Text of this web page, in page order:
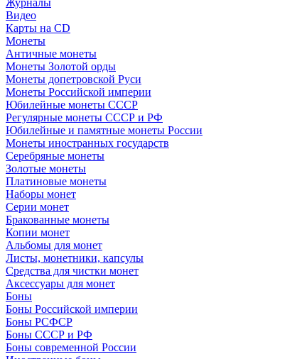
Журналы
Видео
Карты на CD
Монеты
Античные монеты
Монеты Золотой орды
Монеты допетровской Руси
Монеты Российской империи
Юбилейные монеты СССР
Регулярные монеты СССР и РФ
Юбилейные и памятные монеты России
Монеты иностранных государств
Серебряные монеты
Золотые монеты
Платиновые монеты
Наборы монет
Серии монет
Бракованные монеты
Копии монет
Альбомы для монет
Листы, монетники, капсулы
Средства для чистки монет
Аксессуары для монет
Боны
Боны Российской империи
Боны РСФСР
Боны СССР и РФ
Боны современной России